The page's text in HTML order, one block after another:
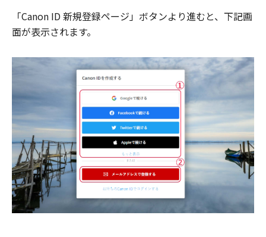
「Canon ID 新規登録ページ」ボタンより進むと、下記画
面が表示されます。